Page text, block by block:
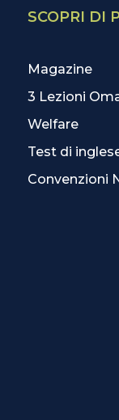
SCOPRI DI
Magazine
3 Lezioni
Welfare
Test di
Convenzioni